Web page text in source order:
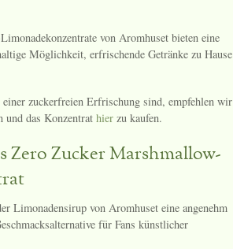
von Aromhuset bieten eine
Möglichkeit, erfrischende Getränke zu Hause
zuckerfreien Erfrischung sind, empfehlen wir
und das Konzentrat hier zu kaufen.
Zero Zucker Marshmallow-
Limonadensirup von Aromhuset eine angenehm
für Fans künstlicher